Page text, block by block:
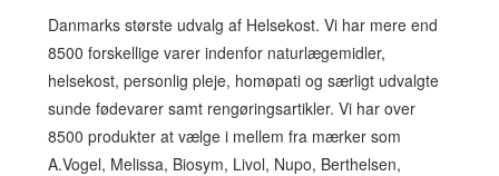
Danmarks største udvalg af Helsekost. Vi har mere end
8500 forskellige varer indenfor naturlægemidler,
helsekost, personlig pleje, homøpati og særligt udvalgte
sunde fødevarer samt rengøringsartikler. Vi har over
8500 produkter at vælge i mellem fra mærker som
A.Vogel, Melissa, Biosym, Livol, Nupo, Berthelsen,